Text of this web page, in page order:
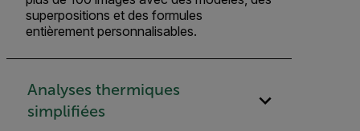
superpositions et des formules
entièrement personnalisables.
Analyses thermiques
simplifiées